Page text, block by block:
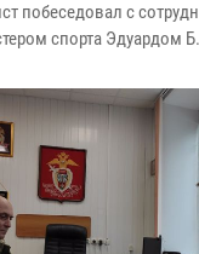
побеседовал с
спорта Эдуардом Б.